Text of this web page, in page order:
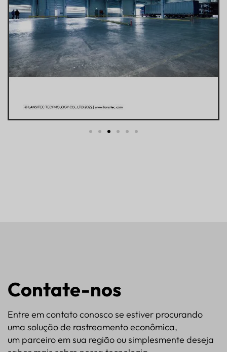
Contate-nos
Entre em contato conosco se estiver procurando
uma solução de rastreamento econômica,
um parceiro em sua região ou simplesmente deseja